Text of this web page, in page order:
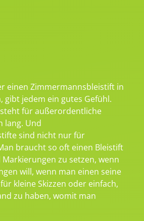
einen Zimmermannsbleistift in
gibt jedem ein gutes Gefühl.
für außerordentliche
lang. Und
sind nicht nur für
braucht so oft einen Bleistift
Markierungen zu setzen, wenn
will, wenn man einen seine
kleine Skizzen oder einfach,
zu haben, womit man